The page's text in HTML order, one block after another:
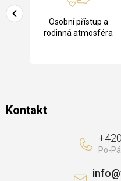
a
Osobní přístup a
rodinná atmosféra
Kontakt
info@